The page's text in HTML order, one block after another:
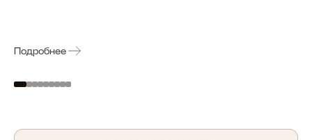
Подробнее